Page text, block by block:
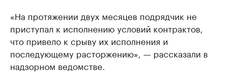
«На протяжении двух месяцев подрядчик не
приступал к исполнению условий контрактов,
что привело к срыву их исполнения и
последующему расторжению», — рассказали в
надзорном ведомстве.